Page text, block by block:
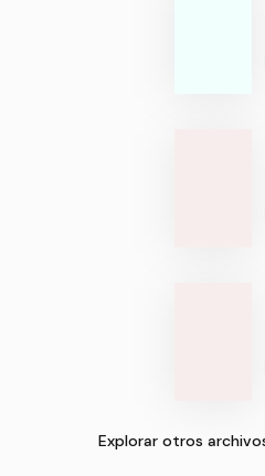
Explorar otros